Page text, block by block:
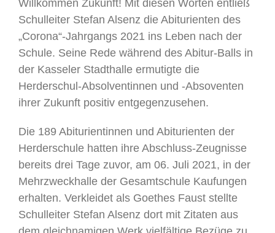
Willkommen Zukunft! Mit diesen Worten entließ
Schulleiter Stefan Alsenz die Abiturienten des
„Corona“-Jahrgangs 2021 ins Leben nach der
Schule. Seine Rede während des Abitur-Balls in
der Kasseler Stadthalle ermutigte die
Herderschul-Absolventinnen und -Absoventen
ihrer Zukunft positiv entgegenzusehen.
Die 189 Abiturientinnen und Abiturienten der
Herderschule hatten ihre Abschluss-Zeugnisse
bereits drei Tage zuvor, am 06. Juli 2021, in der
Mehrzweckhalle der Gesamtschule Kaufungen
erhalten. Verkleidet als Goethes Faust stellte
Schulleiter Stefan Alsenz dort mit Zitaten aus